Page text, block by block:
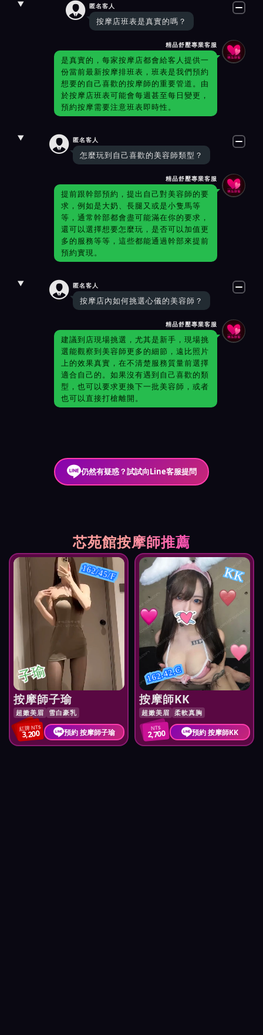
 匿名客人
按摩店班表是真實的嗎？
精品舒壓專業客服
是真實的，每家按摩店都會給客人提供一
份當前最新按摩排班表，班表是我們預約
想要的自己喜歡的按摩師的重要管道。由
於按摩店班表可能會每週甚至每日變更，
預約按摩需要注意班表即時性。
 匿名客人
怎麼玩到自己喜歡的美容師類型？
精品舒壓專業客服
提前跟幹部預約，提出自己對美容師的要
求，例如是大奶、長腿又或是小隻馬等
等，通常幹部都會盡可能滿在你的要求，
還可以選擇想要怎麼玩，是否可以加值更
多的服務等等，這些都能通過幹部來提前
預約實現。
 匿名客人
按摩店內如何挑選心儀的美容師？
精品舒壓專業客服
建議到店現場挑選，尤其是新手，現場挑
選能觀察到美容師更多的細節，遠比照片
上的效果真實，在不清楚服務質量前選擇
適合自己的。如果沒有遇到自己喜歡的類
型，也可以要求更換下一批美容師，或者
也可以直接打槍離開。
仍然有疑惑？試試向Line客服提問
芯苑館按摩師推薦
子瑜
162/45/F
按摩師子瑜
超嫩美眉 雪白豪乳
紅牌 NT$
3,200 預約 按摩師子瑜
KK
162.42.C
按摩師KK
超嫩美眉 柔軟真胸
NT$
2,700 預約 按摩師KK